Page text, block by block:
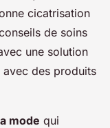
cicatrisation
de soins
une solution
des produits
mode qui